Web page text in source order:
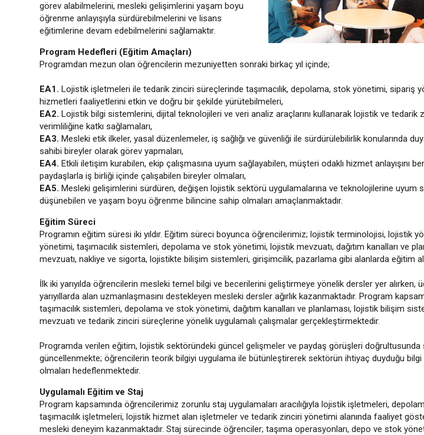
görev alabilmelerini, mesleki gelişimlerini yaşam boyu
öğrenme anlayışıyla sürdürebilmelerini ve lisans
eğitimlerine devam edebilmelerini sağlamaktır.
Program Hedefleri (Eğitim Amaçları)
Programdan mezun olan öğrencilerin mezuniyetten sonraki birkaç yıl içinde;
EA1. Lojistik işletmeleri ile tedarik zinciri süreçlerinde taşımacılık, depolama, stok yönetimi, sipariş
hizmetleri faaliyetlerini etkin ve doğru bir şekilde yürütebilmeleri,
EA2. Lojistik bilgi sistemlerini, dijital teknolojileri ve veri analiz araçlarını kullanarak lojistik ve tedarik
verimliliğine katkı sağlamaları,
EA3. Mesleki etik ilkeler, yasal düzenlemeler, iş sağlığı ve güvenliği ile sürdürülebilirlik konularında
sahibi bireyler olarak görev yapmaları,
EA4. Etkili iletişim kurabilen, ekip çalışmasına uyum sağlayabilen, müşteri odaklı hizmet anlayışını
paydaşlarla iş birliği içinde çalışabilen bireyler olmaları,
EA5. Mesleki gelişimlerini sürdüren, değişen lojistik sektörü uygulamalarına ve teknolojilerine uyum
düşünebilen ve yaşam boyu öğrenme bilincine sahip olmaları amaçlanmaktadır.
Eğitim Süreci
Programın eğitim süresi iki yıldır. Eğitim süreci boyunca öğrencilerimiz; lojistik terminolojisi, lojistik
yönetimi, taşımacılık sistemleri, depolama ve stok yönetimi, lojistik mevzuatı, dağıtım kanalları ve
mevzuatı, nakliye ve sigorta, lojistikte bilişim sistemleri, girişimcilik, pazarlama gibi alanlarda eğitim
İlk iki yarıyılda öğrencilerin mesleki temel bilgi ve becerilerini geliştirmeye yönelik dersler yer alırken,
yarıyıllarda alan uzmanlaşmasını destekleyen mesleki dersler ağırlık kazanmaktadır. Program
taşımacılık sistemleri, depolama ve stok yönetimi, dağıtım kanalları ve planlaması, lojistik bilişim
mevzuatı ve tedarik zinciri süreçlerine yönelik uygulamalı çalışmalar gerçekleştirmektedir.
Programda verilen eğitim, lojistik sektöründeki güncel gelişmeler ve paydaş görüşleri doğrultusunda
güncellenmekte; öğrencilerin teorik bilgiyi uygulama ile bütünleştirerek sektörün ihtiyaç duyduğu
olmaları hedeflenmektedir.
Uygulamalı Eğitim ve Staj
Program kapsamında öğrencilerimiz zorunlu staj uygulamaları aracılığıyla lojistik işletmeleri,
taşımacılık işletmeleri, lojistik hizmet alan işletmeler ve tedarik zinciri yönetimi alanında faaliyet
mesleki deneyim kazanmaktadır. Staj sürecinde öğrenciler; taşıma operasyonları, depo ve stok